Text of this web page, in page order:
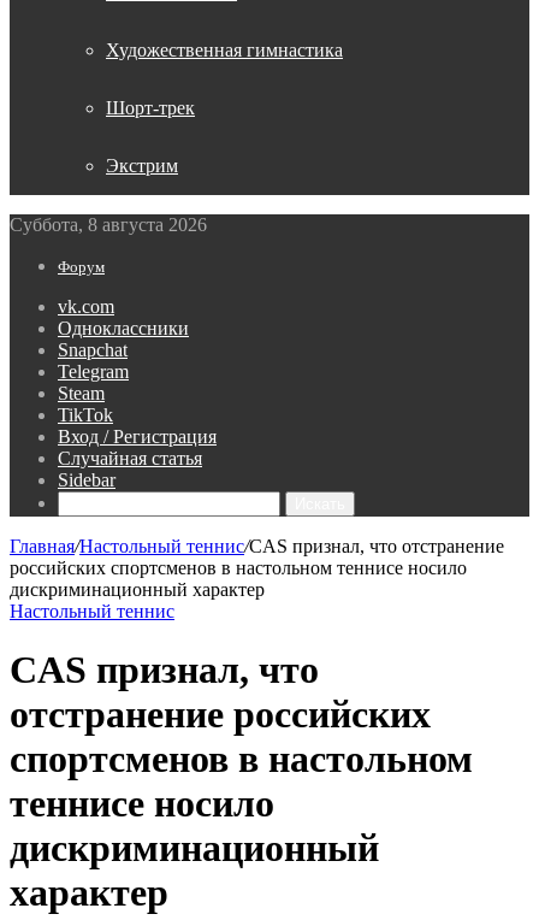
Художественная гимнастика
Шорт-трек
Экстрим
Суббота, 8 августа 2026
Форум
vk.com
Одноклассники
Snapchat
Telegram
Steam
TikTok
Вход / Регистрация
Случайная статья
Sidebar
Главная/Настольный теннис/CAS признал, что отстранение
российских спортсменов в настольном теннисе носило
дискриминационный характер
Настольный теннис
CAS признал, что
отстранение российских
спортсменов в настольном
теннисе носило
дискриминационный
характер